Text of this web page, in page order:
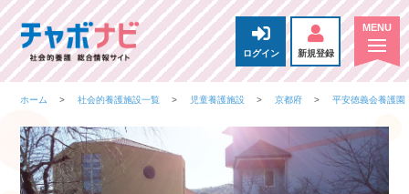
ログイン 新規登録
ホーム 社会的養護施設一覧 児童養護施設 京都府 平安徳義会養護園